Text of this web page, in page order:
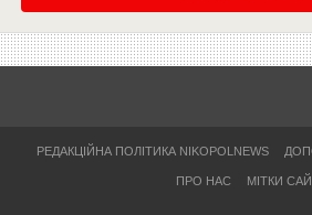
РЕДАКЦІЙНА ПОЛІТИКА NIKOPOLNEWS
ПРО НАС МІТКИ